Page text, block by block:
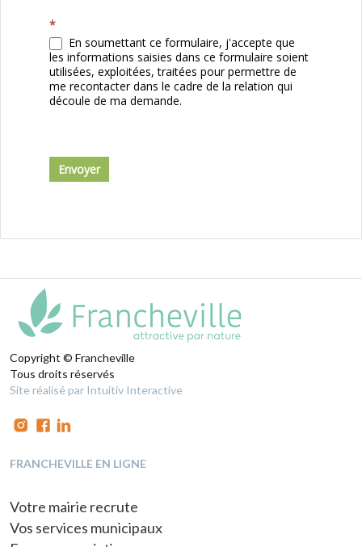
*
En soumettant ce formulaire, j'accepte que
les informations saisies dans ce formulaire soient
utilisées, exploitées, traitées pour permettre de
me recontacter dans le cadre de la relation qui
découle de ma demande.
Envoyer
Copyright © Francheville
Tous droits réservés
Site réalisé par Intuitiv Interactive
FRANCHEVILLE EN LIGNE
Votre mairie recrute
Vos services municipaux